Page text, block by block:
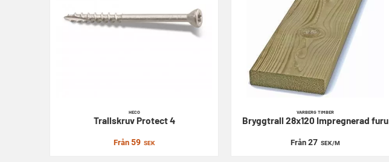
HECO
TrallskruvProtect 4
Från59 SEK
VARBERG TIMBER
Bryggtrall 28x120 Impregnerad furu
Från 27 SEK/M